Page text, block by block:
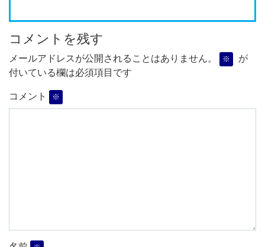
コメントを残す
メールアドレスが公開されることはありません。 ※
が
付いている欄は必須項目です
コメント ※